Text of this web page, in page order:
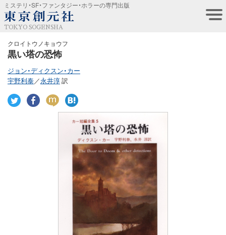
ミステリ・SF・ファンタジー・ホラーの専門出版
TOKYO SOGENSHA
クロイトウノキョウフ
黒い塔の恐怖
ジョン・ディクスン・カー
宇野利泰／永井淳訳